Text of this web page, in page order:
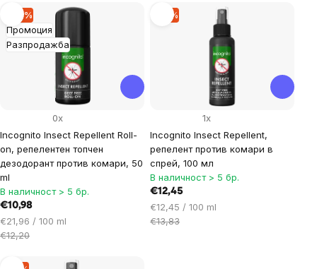
List
of
products
Промоция
Разпродажба
–10 %
Incognito Insect Repellent Roll-
on, репелентен топчен
дезодорант против комари, 50
ml
0x
В наличност > 5 бр.
€10,98
Цена
за
€21,96 / 100 ml
€12,20
–9 %
Incognito Insect Repellent,
репелент против комари в
спрей, 100 мл
1x
В наличност > 5 бр.
€12,45
Цена
за
€12,45 / 100 ml
€13,83